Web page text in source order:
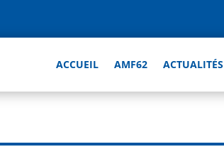
ACCUEIL AMF62 ACTUALITÉS